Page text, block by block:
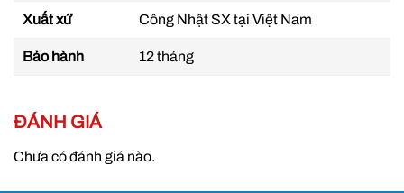
Xuất xứ Công Nhật SX tại Việt Nam
Bảo hành 12 tháng
ĐÁNH GIÁ
Chưa có đánh giá nào.